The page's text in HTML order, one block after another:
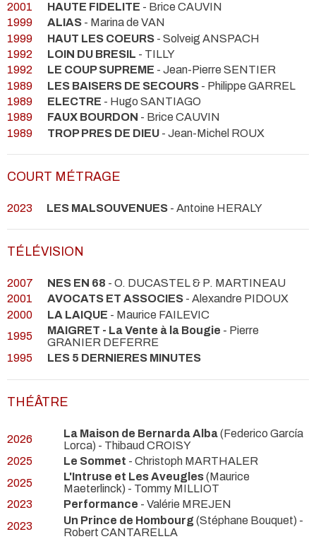
2001
HAUTE FIDELITE - Brice CAUVIN
1999
ALIAS - Marina de VAN
1999
HAUT LES COEURS - Solveig ANSPACH
1992
LOIN DU BRESIL - TILLY
1992
LE COUP SUPREME - Jean-Pierre SENTIER
1989
LES BAISERS DE SECOURS - Philippe GARREL
1989
ELECTRE - Hugo SANTIAGO
1989
FAUX BOURDON - Brice CAUVIN
1989
TROP PRES DE DIEU - Jean-Michel ROUX
COURT MÉTRAGE
2023 LES MALSOUVENUES - Antoine HERALY
TÉLÉVISION
2007 NES EN 68 - O. DUCASTEL & P. MARTINEAU
2001
AVOCATS ET ASSOCIES - Alexandre PIDOUX
2000
LA LAIQUE - Maurice FAILEVIC
1995
MAIGRET - La Vente à la Bougie - Pierre
GRANIER DEFERRE
1995
LES 5 DERNIERES MINUTES
THÉÂTRE
2026 La Maison de Bernarda Alba(Federico García
Lorca) - Thibaud CROISY
2025
Le Sommet - Christoph MARTHALER
2025
L'Intruse et Les Aveugles(Maurice
Maeterlinck) - Tommy MILLIOT
2023
Performance - Valérie MREJEN
2023
Un Prince de Hombourg (Stéphane Bouquet) -
Robert CANTARELLA